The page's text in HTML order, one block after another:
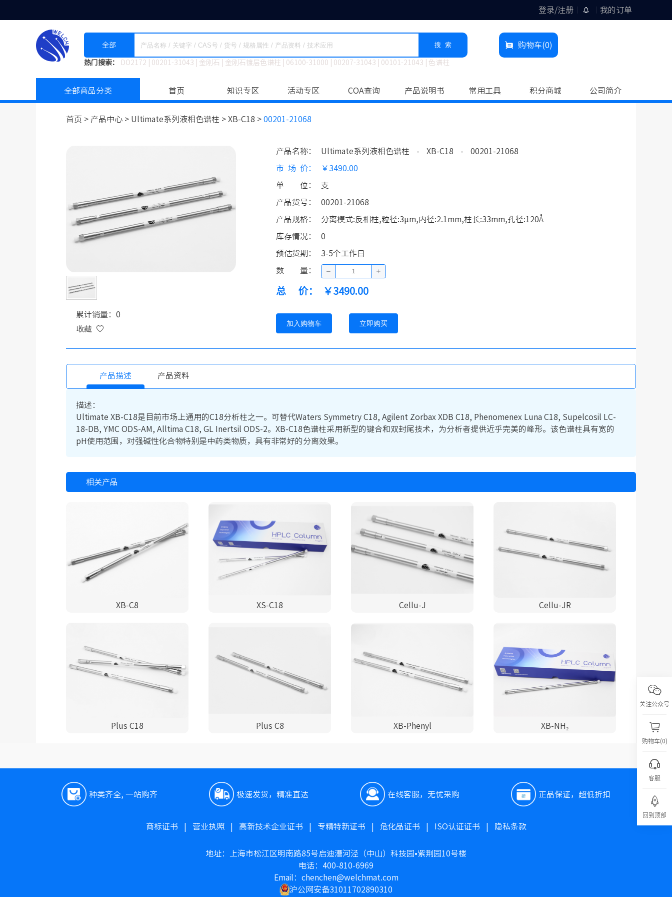
登录/注册 我的订单
全部 搜 索
热门搜索： DO2172 00201-31043 金刚石 金刚石镀层色谱柱 06100-31000 00207-31043 00101-21043 色谱柱
购物车(0)
全部商品分类 首页 知识专区 活动专区 COA查询 产品说明书 常用工具 积分商城 公司简介
首页 > 产品中心 > Ultimate系列液相色谱柱 > XB-C18 > 00201-21068
累计销量：0
收藏
产品名称： Ultimate系列液相色谱柱 - XB-C18 - 00201-21068
市场价： ￥3490.00
单位 ： 支
产品货号 ： 00201-21068
产品规格： 分离模式:反相柱,粒径:3μm,内径:2.1mm,柱长:33mm,孔径:120Å
库存情况 ： 0
预估货期 ： 3-5个工作日
数量 ：
总价： ￥3490.00
加入购物车 立即购买
产品描述 产品资料
描述：
Ultimate XB-C18是目前市场上通用的C18分析柱之一。可替代Waters Symmetry C18, Agilent Zorbax XDB C18, Phenomenex Luna C18, Supelcosil LC-
18-DB, YMC ODS-AM, Alltima C18, GL Inertsil ODS-2。XB-C18色谱柱采用新型的键合和双封尾技术，为分析者提供近乎完美的峰形。该色谱柱具有宽的
pH使用范围，对强碱性化合物特别是中药类物质，具有非常好的分离效果。
相关产品
XB-C8 XS-C18 Cellu-J Cellu-JR
Plus C18 Plus C8 XB-Phenyl XB-NH₂
种类齐全, 一站购齐 极速发货，精准直达 在线客服，无忧采购 正品保证，超低折扣
商标证书 营业执照| 高新技术企业证书 专精特新证书 危化品证书 ISO认证证书 隐私条款
地址：上海市松江区明南路85号启迪漕河泾（中山）科技园•紫荆园10号楼
电话：400-810-6969
Email：chenchen@welchmat.com
沪公网安备31011702890310
关注公众号
购物车(0)
客服
回到顶部